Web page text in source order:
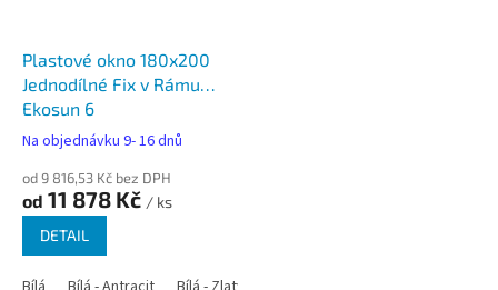
Plastové okno 180x200
Jednodílné Fix v Rámu
Ekosun 6
Na objednávku 9- 16 dnů
od 9 816,53 Kč bez DPH
od 11 878 Kč / ks
DETAIL